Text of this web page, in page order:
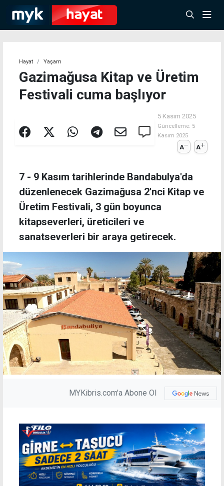
Hayat Yaşam
Gazimağusa Kitap ve Üretim
Festivali cuma başlıyor
5 Kasım 2025
Güncelleme: 5
Kasım 2025
A A
7 - 9 Kasım tarihlerinde Bandabulya'da
düzenlenecek Gazimağusa 2'nci Kitap ve
Üretim Festivali, 3 gün boyunca
kitapseverleri, üreticileri ve
sanatseverleri bir araya getirecek.
MYKibris.com'a Abone Ol